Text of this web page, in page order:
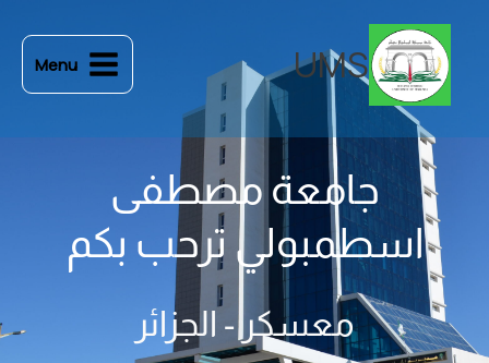
المحتوى
UMS
Menu
جامعة مصطفى
اسطمبولي ترحب بكم
معسكر - الجزائر